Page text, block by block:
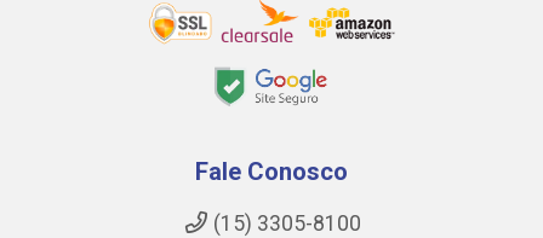
Fale Conosco
(15) 3305-8100